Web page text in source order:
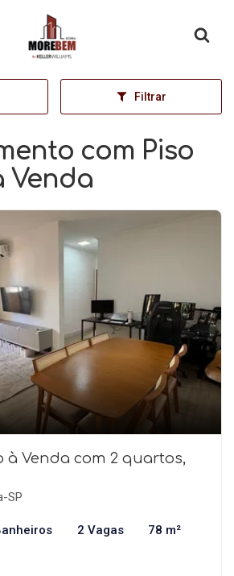
Página inicial
Filtrar
com Piso
Venda
Venda com 2 quartos,
SP
2 Vagas 78 m²